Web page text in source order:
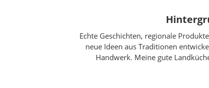
Echte Geschichten, regionale
neue Ideen aus Traditionen
Handwerk. Meine gute